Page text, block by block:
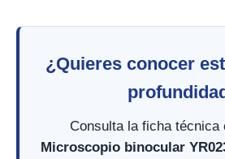
¿Quieres conocer
Consulta la ficha técnica
Microscopio binocular